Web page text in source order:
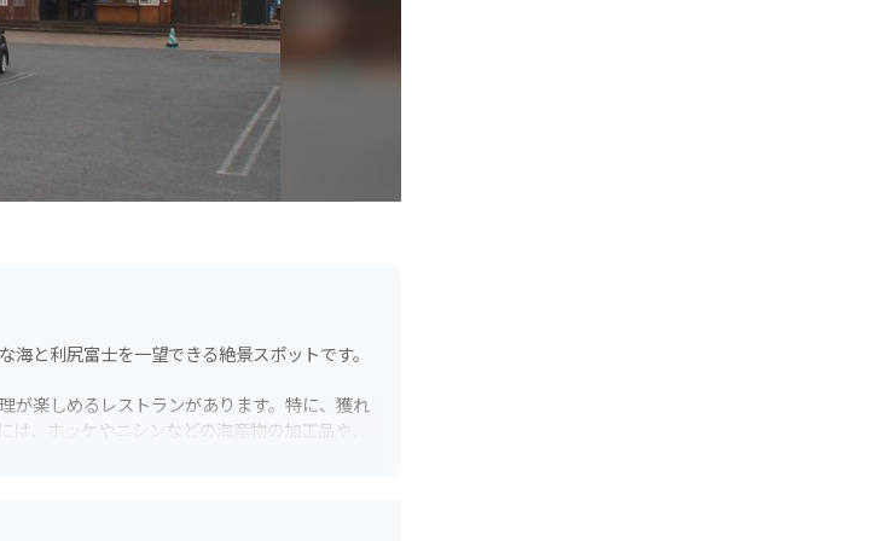
と利尻富士を一望できる絶景スポットです。
が楽しめるレストランがあります。特に、獲れ
、ホッケやニシンなどの海産物の加工品や、
が必要です。道の駅周辺には、宿泊施設やキ